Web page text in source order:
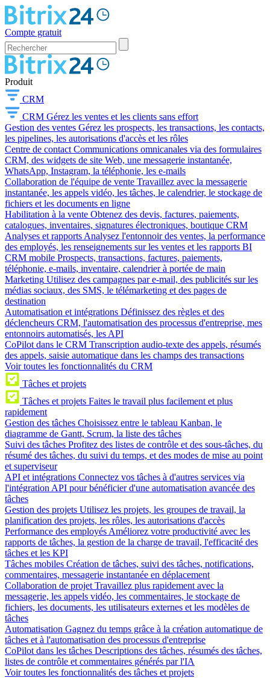
Compte gratuit
Produit
CRM
CRM Gérez les ventes et les clients sans effort
Gestion des ventes Gérez les prospects, les transactions, les contacts,
les pipelines, les autorisations d'accès et les rôles
Centre de contact Communications omnicanales via des formulaires
CRM, des widgets de site Web, une messagerie instantanée,
WhatsApp, Instagram, la téléphonie, les e-mails
Collaboration de l'équipe de vente Travaillez avec la messagerie
instantanée, les appels vidéo, les tâches, le calendrier, le stockage de
fichiers et les documents en ligne
Habilitation à la vente Obtenez des devis, factures, paiements,
catalogues, inventaires, signatures électroniques, boutique CRM
Analyses et rapports Analysez l'entonnoir des ventes, la performance
des employés, les renseignements sur les ventes et les rapports BI
CRM mobile Prospects, transactions, factures, paiements,
téléphonie, e-mails, inventaire, calendrier à portée de main
Marketing Utilisez des campagnes par e-mail, des publicités sur les
médias sociaux, des SMS, le télémarketing et des pages de
destination
Automatisation et intégrations Définissez des règles et des
déclencheurs CRM, l'automatisation des processus d'entreprise, mes
entonnoirs automatisés, les API
CoPilot dans le CRM Transcription audio-texte des appels, résumés
des appels, saisie automatique dans les champs des transactions
Voir toutes les fonctionnalités du CRM
Tâches et projets
Tâches et projets Faites le travail plus facilement et plus
rapidement
Gestion des tâches Choisissez entre le tableau Kanban, le
diagramme de Gantt, Scrum, la liste des tâches
Suivi des tâches Profitez des listes de contrôle et des sous-tâches, du
résumé des tâches, du suivi du temps, et des modes de mise au point
et superviseur
API et intégrations Connectez vos tâches à d'autres services via
l'intégration API pour bénéficier d'une automatisation avancée des
tâches
Gestion des projets Utilisez les projets, les groupes de travail, la
planification des projets, les rôles, les autorisations d'accès
Performance des employés Améliorez votre productivité avec les
rapports de tâches, la gestion de la charge de travail, l'efficacité des
tâches et les KPI
Tâches mobiles Création de tâches, suivi des tâches, notifications,
commentaires, messagerie instantanée en déplacement
Collaboration de projet Travaillez plus rapidement avec la
messagerie, les appels vidéo, les commentaires, le stockage de
fichiers, les documents, les utilisateurs externes et les modèles de
tâches
Automatisation Gagnez du temps grâce à la création automatique de
tâches et à l'automatisation des processus d'entreprise
CoPilot dans les tâches Descriptions des tâches, résumés des tâches,
listes de contrôle et commentaires générés par l'IA
Voir toutes les fonctionnalités des tâches et projets